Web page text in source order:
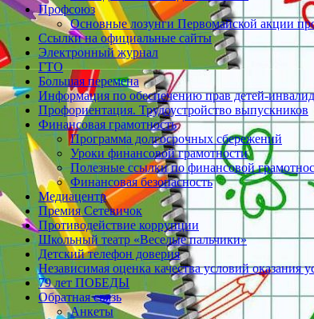
Профсоюз
Основные лозунги Первомайской акции
Ссылки на официальные сайты
Электронный журнал
ГТО
Большая перемена
Информация по обеспечению прав детей-
Профориентация. Трудоустройство выпускников
Финансовая грамотность
Программа долгосрочных сбережений
Уроки финансовой грамотности
Полезные ссылки по финансовой
Финансовая безопасность
Медиацентр
Премия Сетевичок
Противодействие коррупции
Школьный театр «Веселые пальчики»
Детский телефон доверия
Независимая оценка качества условий оказания
79 лет ПОБЕДЫ
Обратная связь
Анкеты